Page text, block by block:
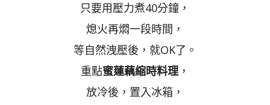
只要用壓力煮40分鐘，
熄火再燜一段時間，
等自然洩壓後，就OK了。
重點蜜蓮藕縮時料理，
放冷後，置入冰箱，